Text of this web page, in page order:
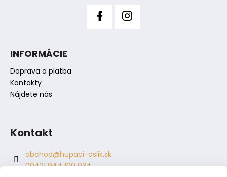
INFORMÁCIE
Doprava a platba
Kontakty
Nájdete nás
Kontakt
obchod@hupaci-oslik.sk
00421 944 100 034